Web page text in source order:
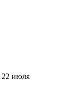
22 июля